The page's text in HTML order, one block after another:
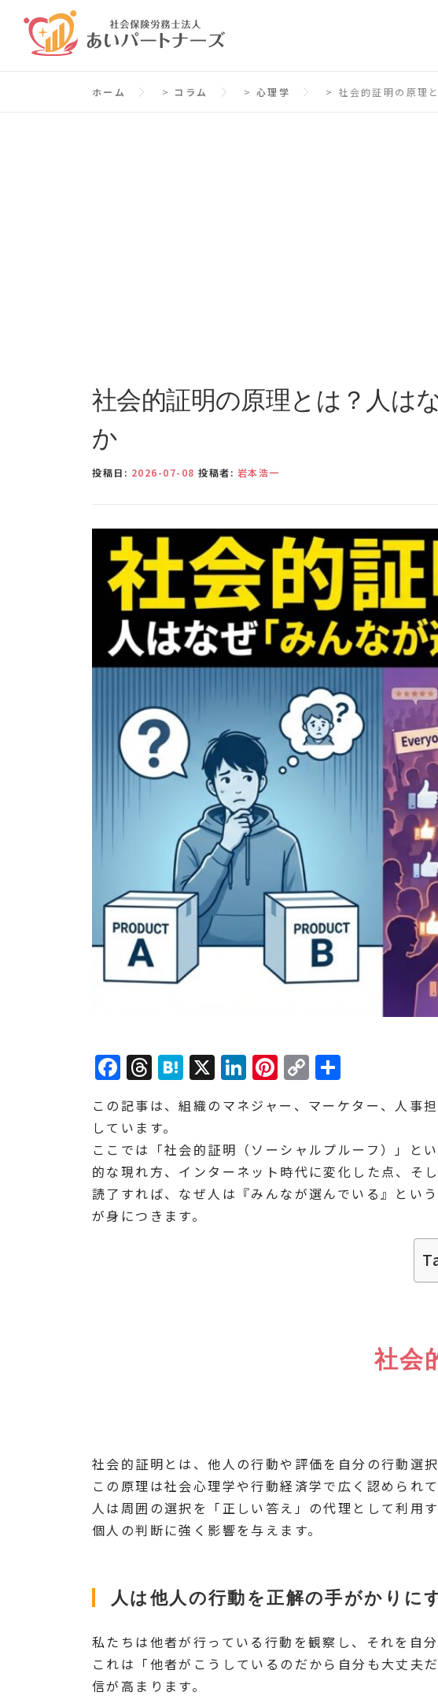
ホーム > コラム > 心理学 > 社会的証明の原理
社会的証明の原理とは？人は
か
投稿日: 2026-07-08 投稿者: 岩本浩一
Facebook
Threads
Hatena
X LinkedIn
Pinterest
Copy
Link
有
この記事は、組織のマネジャー、マーケター、人事
しています。
ここでは「社会的証明（ソーシャルプルーフ）」と
的な現れ方、インターネット時代に変化した点、そ
読了すれば、なぜ人は『みんなが選んでいる』とい
が身につきます。
社会
社会的証明とは、他人の行動や評価を自分の行動選
この原理は社会心理学や行動経済学で広く認められ
人は周囲の選択を「正しい答え」の代理として利用
個人の判断に強く影響を与えます。
人は他人の行動を正解の手がかりに
私たちは他者が行っている行動を観察し、それを自
これは「他者がこうしているのだから自分も大丈夫
信が高まります。